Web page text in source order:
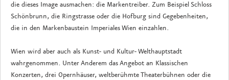
die dieses Image ausmachen: die Markentreiber. Zum Beispiel Schloss
Schönbrunn, die Ringstrasse oder die Hofburg sind Gegebenheiten,
die in den Markenbaustein Imperiales Wien einzahlen.
Wien wird aber auch als Kunst- und Kultur- Welthauptstadt
wahrgenommen. Unter Anderem das Angebot an Klassischen
Konzerten, drei Opernhäuser, weltberühmte Theaterbühnen oder die